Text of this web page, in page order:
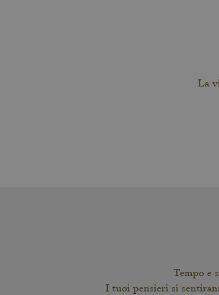
La
Tempo e
I tuoi pensieri si